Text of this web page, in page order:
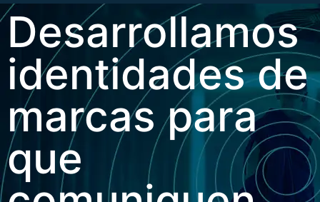
Desarrollamos
identidades de
marcas para
que